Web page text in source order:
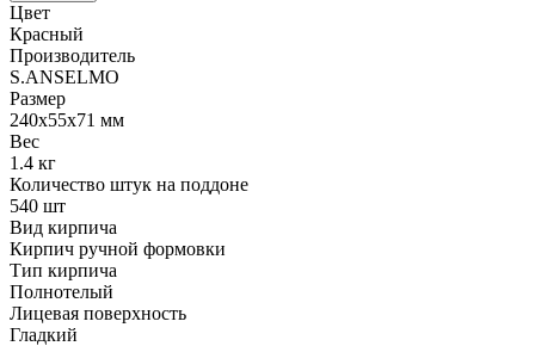
Цвет
Красный
Производитель
S.ANSELMO
Размер
240х55х71 мм
Вес
1.4 кг
Количество штук на поддоне
540 шт
Вид кирпича
Кирпич ручной формовки
Тип кирпича
Полнотелый
Лицевая поверхность
Гладкий